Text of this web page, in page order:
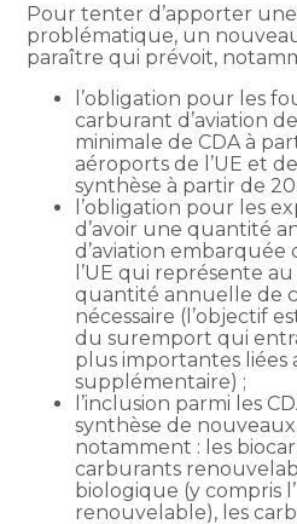
Pour tenter d’apporter
problématique, un
paraître qui prévoit,
l’obligation pour les
carburant d’aviation
minimale de CDA à
aéroports de l’UE et
synthèse à partir de
l’obligation pour les
d’avoir une quantité
d’aviation
l’UE qui représente
quantité annuelle de
nécessaire (l’objectif
du suremport qui
plus importantes liées
supplémentaire) ;
l’inclusion parmi les
synthèse de
notamment : les
carburants
biologique (y compris
renouvelable), les